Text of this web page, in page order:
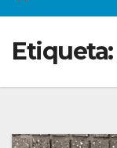
Etiqueta: